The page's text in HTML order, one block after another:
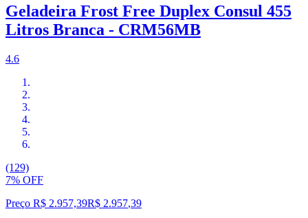
Geladeira Frost Free Duplex Consul 455
Litros Branca - CRM56MB
4.6
(129)
7% OFF
Preço R$ 2.957,39R$ 2.957,39